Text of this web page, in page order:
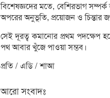
বিশেষজ্ঞদের মতে, বেশিরভাগ
অপরের অনুভূতি, প্রয়োজন ও চিন্তার
সেই দূরত্ব কমানোর প্রথম পদক্ষেপ
পথ আবার খুঁজে পাওয়া সম্ভব।
প্রতি / এডি / শাআ
আরো সংবাদঃ